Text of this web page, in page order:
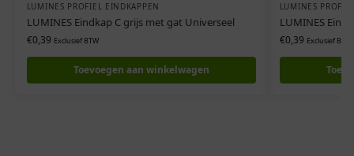
LUMINES PROFIEL EINDKAPPEN
LUMINES Eindkap C grijs met gat Universeel
€0,39 Exclusief BTW
Toevoegen aan winkelwagen
LUMINES
LUMINES
€0,39 Exclusief BTW